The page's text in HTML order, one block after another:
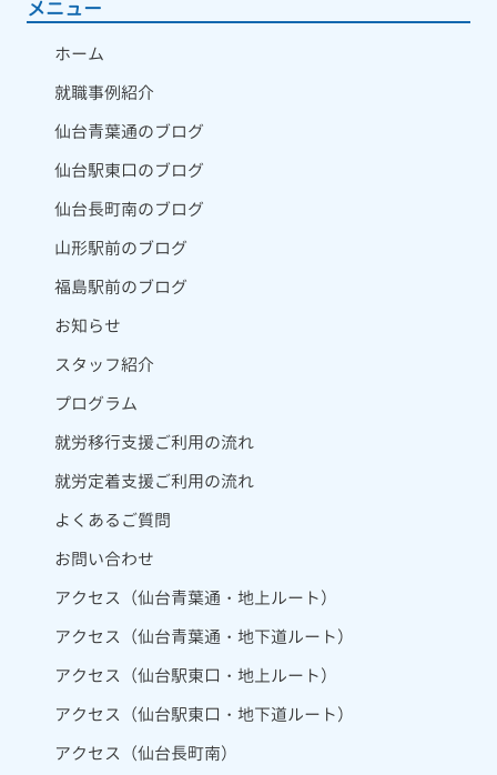
メニュー
ホーム
就職事例紹介
仙台青葉通のブログ
仙台駅東口のブログ
仙台長町南のブログ
山形駅前のブログ
福島駅前のブログ
お知らせ
スタッフ紹介
プログラム
就労移行支援ご利用の流れ
就労定着支援ご利用の流れ
よくあるご質問
お問い合わせ
アクセス（仙台青葉通・地上ルート）
アクセス（仙台青葉通・地下道ルート）
アクセス（仙台駅東口・地上ルート）
アクセス（仙台駅東口・地下道ルート）
アクセス（仙台長町南）